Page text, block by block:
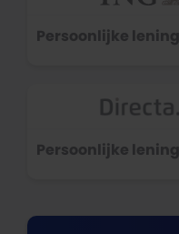
Persoonlijke lening
Persoonlijke lening